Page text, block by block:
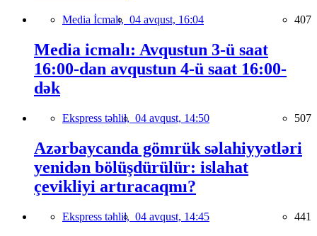
Media İcmalı, 04 avqust, 16:04 407
Media icmalı: Avqustun 3-ü saat
16:00-dan avqustun 4-ü saat 16:00-
dək
Ekspress təhlil, 04 avqust, 14:50 507
Azərbaycanda gömrük səlahiyyətləri
yenidən bölüşdürülür: islahat
çevikliyi artıracaqmı?
Ekspress təhlil, 04 avqust, 14:45 441